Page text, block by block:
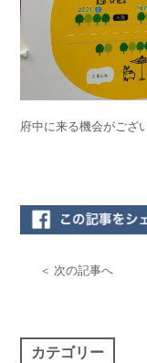
府中に来る機会がござ
＜ 次の記事へ
カテゴリー